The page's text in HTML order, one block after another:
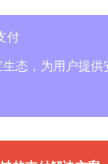
付
态，为用户提供